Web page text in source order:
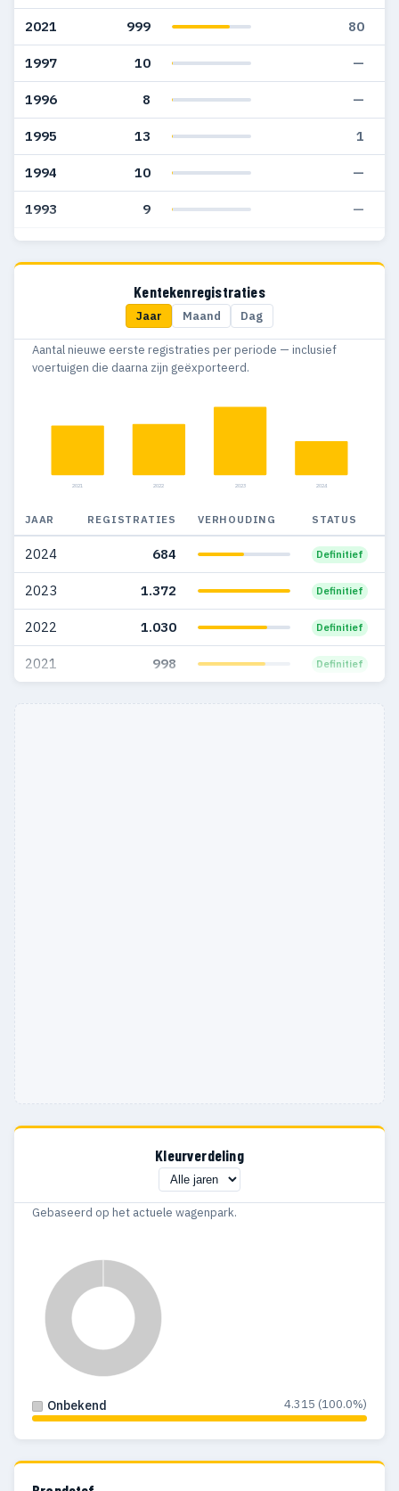
2021 999 80
1997 10 —
1996 8 —
1995 13 1
1994 10 —
1993 9 —
1992 11 —
41
1989 26
1987 16
Kentekenregistraties
Jaar Maand Dag
Aantal nieuwe eerste registraties per periode — inclusief
voertuigen die daarna zijn geëxporteerd.
2021 2022 2023 2024
JAAR REGISTRATIES VERHOUDING STATUS
2024 684 Definitief
2023 1.372 Definitief
2022 1.030 Definitief
2021 998 Definitief
Kleurverdeling
Gebaseerd op het actuele wagenpark.
Onbekend 4.315 (100.0%)